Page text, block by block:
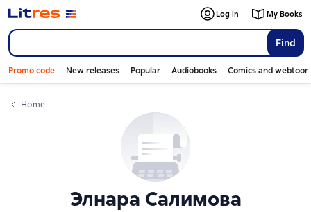
Find
Log in My Books
Promo code New releases Popular Audiobooks Comics and
Home
Элнара Салимова
Слайдер с книгами